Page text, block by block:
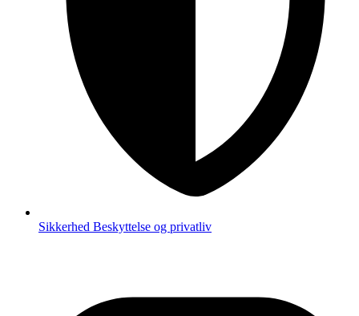
Sikkerhed Beskyttelse og privatliv